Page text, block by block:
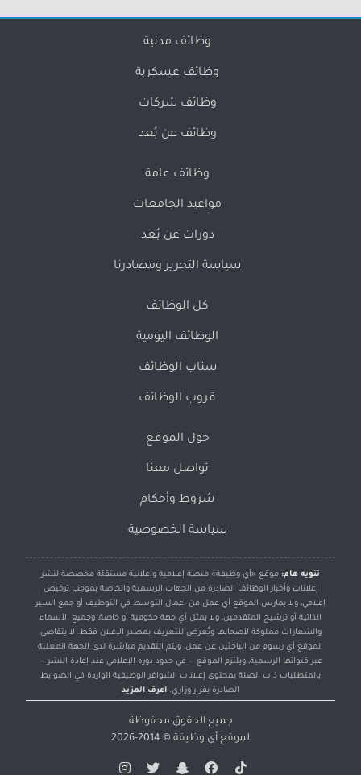
وظائف مدنية
وظائف عسكرية
وظائف شركات
وظائف عن بُعد
وظائف عامة
مواعيد الجامعات
دورات عن بُعد
سياسة التحرير ومصادرنا
كل الوظائف
الوظائف اليومية
سناب الوظائف
قروب الوظائف
حول الموقع
تواصل معنا
شروط وأحكام
سياسة الخصوصية
تنويه هام: موقع «أي وظيفة» منصة إعلامية وإعلانية مستقلة مخصصة لنشر
إعلانات وأخبار الوظائف الصادرة من الجهات الرسمية والخاصة بموجب ترخيص
إعلامي، ولا يمارس الموقع أي عمل من أعمال التوسط في التوظيف أو جمع السير
الذاتية أو ترشيح المتقدمين، ولا يمثل أي جهة حكومية أو خاصة، وجميع الأسماء
والشعارات مملوكة لأصحابها وتُعرض للتعريف بمصدر الإعلان فقط. لا يتقاضى
الموقع أي رسوم من الباحثين عن عمل، ويتم التقديم مباشرة لدى الجهة المعلنة
عبر قنواتها الرسمية، ويلتزم الموقع — في حدود دوره الإعلامي عند إعادة النشر —
بالمتطلبات ذات الصلة بمحتوى إعلانات الشواغر الوظيفية الواردة في الضوابط
الصادرة بقرار وزاري. اعرف المزيد
جميع الحقوق محفوظة
لموقع أي وظيفة © 2014-2026